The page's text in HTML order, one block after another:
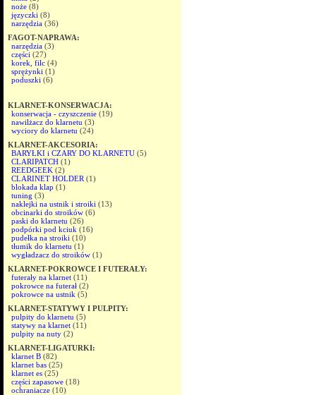
noże (8)
języczki (8)
narzędzia (36)
FAGOT-NAPRAWA:
narzędzia (3)
części (27)
korek, filc (4)
sprężynki (1)
poduszki (6)
KLARNET-KONSERWACJA:
konserwacja - czyszczenie (19)
nawilżacz do klarnetu (3)
wyciory do klarnetu (24)
KLARNET-AKCESORIA:
BARYŁKI i CZARY DO KLARNETU (5)
CLARIPATCH (1)
REEDGEEK (2)
CLARINET HOLDER (1)
blokada klap (1)
tuning (3)
naklejki na ustnik i stroiki (13)
obcinarki do stroików (6)
paski do klarnetu (26)
podpórki pod kciuk (16)
pudełka na stroiki (10)
tłumik do klarnetu (1)
wygładzacz do stroików (1)
KLARNET-POKROWCE I FUTERAŁY:
futerały na klarnet (11)
pokrowce na futerał (2)
pokrowce na ustnik (5)
KLARNET-STATYWY I PULPITY:
pulpity do klarnetu (5)
statywy na klarnet (11)
pulpity na nuty (2)
KLARNET-LIGATURKI:
klarnet B (82)
klarnet bas (25)
klarnet es (25)
części zapasowe (18)
ochraniacze (10)